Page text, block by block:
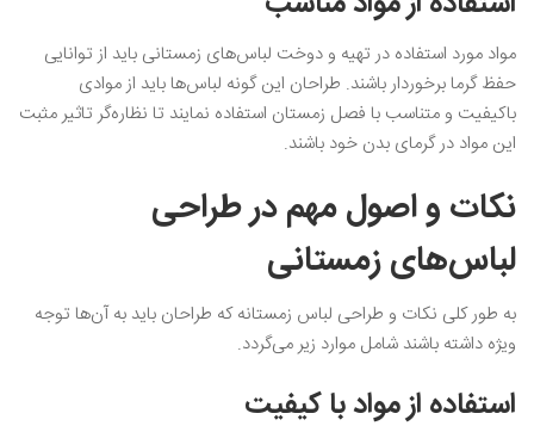
مواد مورد استفاده در تهیه و دوخت لباس‌های زمستانی باید از توانایی
حفظ گرما برخوردار باشند. طراحان این گونه لباس‌ها باید از موادی
باکیفیت و متناسب با فصل زمستان استفاده نمایند تا نظاره‌گر تاثیر مثبت
این مواد در گرمای بدن خود باشند.
نکات و اصول مهم در طراحی
لباس‌های زمستانی
به طور کلی نکات و طراحی لباس زمستانه که طراحان باید به آن‌ها توجه
ویژه داشته باشند شامل موارد زیر می‌گردد.
استفاده از مواد با کیفیت